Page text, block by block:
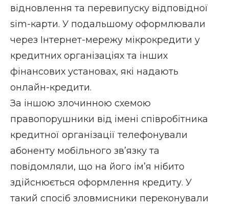
відновлення та перевипуску відповідної
sim-карти. У подальшому оформлювали
через Інтернет-мережу мікрокредити у
кредитних організаціях та інших
фінансових установах, які надають
онлайн-кредити.
За іншою злочинною схемою
правопорушники від імені співробітника
кредитної організації телефонували
абоненту мобільного зв’язку та
повідомляли, що на його ім’я нібито
здійснюється оформлення кредиту. У
такий спосіб зловмисники переконували